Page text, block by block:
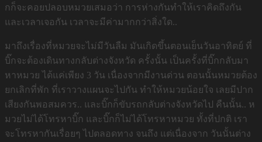
กก็จะคอยปลอบหมวยเสมอว่า การห่างกันทำให้เราคิดถึงกัน
และเวลาเจอกัน เวลาจะมีค่ามากกว่าสิ่งใด..
มาถึงเรื่องที่หมวยจะไม่มีวันลืม มันเกิดขึ้นตอนเย็นวันอาทิตย์ ที่
บิ๊กจะต้องเดินทางกลับต่างจังหวัด ครั้งนั้น เป็นครั้งที่บิ๊กกลับมา
หาหมวย ได้แค่เพียง 3 วัน เนื่องจากมีงานด่วน ตอนนั้นหมวยต้อง
ยกเลิกที่พัก ที่เราวางแผนจะไปกัน ทำให้หมวยน้อยใจ เลยมีปาก
เสียงกันพอสมควร.. และบิ๊กก็ขับรถกลับต่างจังหวัดไป คืนนั้น.. ห
มวยไม่ได้โทรหาบิ๊ก และบิ๊กก็ไม่ได้โทรหาหมวย ทั้งที่ปกติ เรา
จะโทรหากันเรื่อยๆ ไปตลอดทาง จนถึง แต่เนื่องจาก วันนั้นต่าง